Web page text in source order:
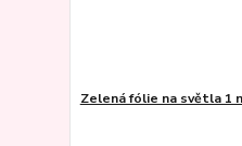
Zelená fólie na světla 1